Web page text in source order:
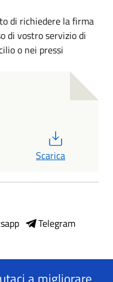
di richiedere la firma
di vostro servizio di
o nei pressi
Scarica
Telegram